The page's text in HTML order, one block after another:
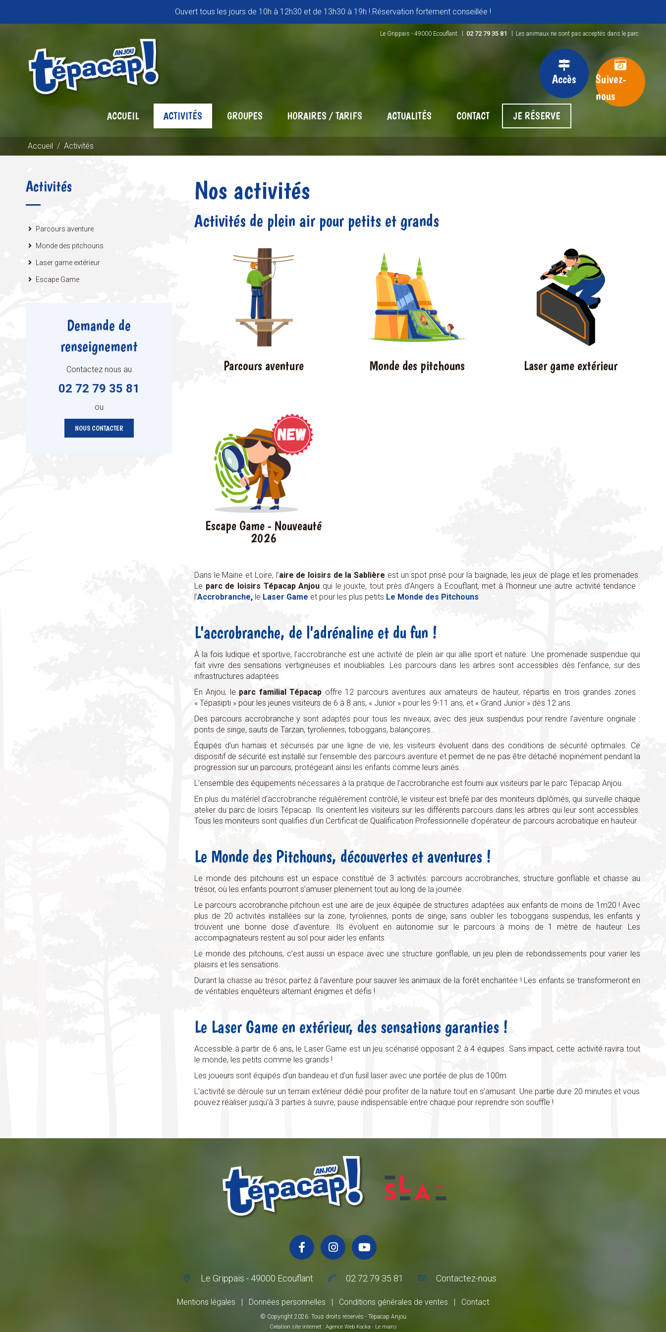
Le Grippais - 49000 Ecouflant | 02 72 79 35 81 | Les animaux ne sont pas acceptés dans le parc
Accès
Suivez-
nous
ACCUEIL ACTIVITÉS GROUPES HORAIRES / TARIFS ACTUALITÉS CONTACT JE RÉSERVE
Ouvert tous les jours de 10h à 12h30 et de 13h30 à 19h ! Réservation fortement conseillée !
Accueil / Activités
Nos activités
Activités de plein air pour petits et grands
Parcours aventure Monde des pitchouns Laser game extérieur
Escape Game - Nouveauté
2026
Dans le Maine et Loire, l’aire de loisirs de la Sablière est un spot prisé pour la baignade, les jeux de plage et les promenades.
Le parc de loisirs Tépacap Anjou qui le jouxte, tout près d’Angers à Ecouflant, met à l’honneur une autre activité tendance :
l’Accrobranche, le Laser Game et pour les plus petits Le Monde des Pitchouns
L'accrobranche, de l'adrénaline et du fun !
À la fois ludique et sportive, l’accrobranche est une activité de plein air qui allie sport et nature. Une promenade suspendue qui
fait vivre des sensations vertigineuses et inoubliables. Les parcours dans les arbres sont accessibles dès l’enfance, sur des
infrastructures adaptées.
En Anjou, le parc familial Tépacap offre 12 parcours aventures aux amateurs de hauteur, répartis en trois grandes zones :
« Tépasipti » pour les jeunes visiteurs de 6 à 8 ans, « Junior » pour les 9-11 ans, et « Grand Junior » dès 12 ans.
Des parcours accrobranche y sont adaptés pour tous les niveaux, avec des jeux suspendus pour rendre l’aventure originale :
ponts de singe, sauts de Tarzan, tyroliennes, toboggans, balançoires…
Équipés d’un harnais et sécurisés par une ligne de vie, les visiteurs évoluent dans des conditions de sécurité optimales. Ce
dispositif de sécurité est installé sur l’ensemble des parcours aventure et permet de ne pas être détaché inopinément pendant la
progression sur un parcours, protégeant ainsi les enfants comme leurs ainés. .
L’ensemble des équipements nécessaires à la pratique de l’accrobranche est fourni aux visiteurs par le parc Tépacap Anjou.
En plus du matériel d’accrobranche régulièrement contrôlé, le visiteur est briefé par des moniteurs diplômés, qui surveille chaque
atelier du parc de loisirs Tépacap. Ils orientent les visiteurs sur les différents parcours dans les arbres qui leur sont accessibles.
Tous les moniteurs sont qualifiés d'un Certificat de Qualification Professionnelle d’opérateur de parcours acrobatique en hauteur.
Le Monde des Pitchouns, découvertes et aventures !
Le monde des pitchouns est un espace constitué de 3 activités: parcours accrobranches, structure gonflable et chasse au
trésor, où les enfants pourront s’amuser pleinement tout au long de la journée.
Le parcours accrobranche pitchoun est une aire de jeux équipée de structures adaptées aux enfants de moins de 1m20 ! Avec
plus de 20 activités installées sur la zone, tyroliennes, ponts de singe, sans oublier les toboggans suspendus, les enfants y
trouvent une bonne dose d’aventure. Ils évoluent en autonomie sur le parcours à moins de 1 mètre de hauteur. Les
accompagnateurs restent au sol pour aider les enfants.
Le monde des pitchouns, c’est aussi un espace avec une structure gonflable, un jeu plein de rebondissements pour varier les
plaisirs et les sensations.
Durant la chasse au trésor, partez à l’aventure pour sauver les animaux de la forêt enchantée ! Les enfants se transformeront en
de véritables enquêteurs alternant énigmes et défis !
Le Laser Game en extérieur, des sensations garanties !
Accessible à partir de 6 ans, le Laser Game est un jeu scénarisé opposant 2 à 4 équipes. Sans impact, cette activité ravira tout
le monde, les petits comme les grands !
Les joueurs sont équipés d’un bandeau et d’un fusil laser avec une portée de plus de 100m.
L’activité se déroule sur un terrain extérieur dédié pour profiter de la nature tout en s’amusant. Une partie dure 20 minutes et vous
pouvez réaliser jusqu’à 3 parties à suivre, pause indispensable entre chaque pour reprendre son souffle !
Activités
Parcours aventure
Monde des pitchouns
Laser game extérieur
Escape Game
Demande de
renseignement
Contactez nous au
02 72 79 35 81
ou
NOUS CONTACTER
Le Grippais - 49000 Ecouflant 02 72 79 35 81 Contactez-nous
Mentions légales | Données personnelles | Conditions générales de ventes | Contact
© Copyright 2026. Tous droits réservés - Tépacap Anjou
Création site internet : Agence Web Kocka - Le mans